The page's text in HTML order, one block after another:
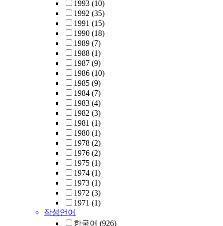
1993 (10)
1992 (35)
1991 (15)
1990 (18)
1989 (7)
1988 (1)
1987 (9)
1986 (10)
1985 (9)
1984 (7)
1983 (4)
1982 (3)
1981 (1)
1980 (1)
1978 (2)
1976 (2)
1975 (1)
1974 (1)
1973 (1)
1972 (3)
1971 (1)
작성언어
한국어 (926)